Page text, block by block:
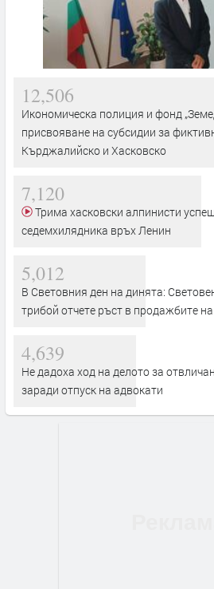
12,506
Икономическа полиция и фонд
присвояване на субсидии за
Кърджалийско и Хасковско
7,120
седемхилядника връх Ленин
5,012
В Световния ден на динята:
трибой отчете ръст в продажбите
4,639
Не дадоха ход на делото за
заради отпуск на адвокати